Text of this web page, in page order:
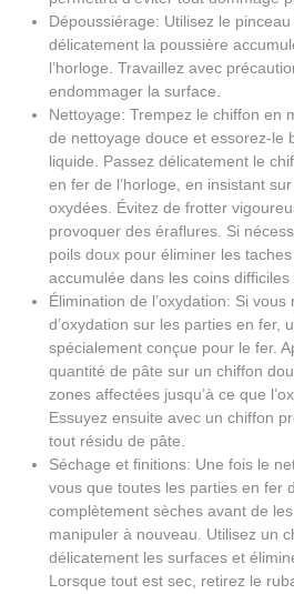
Dépoussiérage: Utilisez le
délicatement la poussière
l’horloge. Travaillez avec
endommager la surface.
Nettoyage: Trempez le chiffon en
de nettoyage douce et essorez-le
liquide. Passez délicatement le
en fer de l’horloge, en insistant
oxydées. Évitez de frotter
provoquer des éraflures. Si
poils doux pour éliminer les
accumulée dans les coins difficiles
Élimination de l’oxydation: Si
d’oxydation sur les parties en fer,
spécialement conçue pour le fer.
quantité de pâte sur un chiffon
zones affectées jusqu’à ce que
Essuyez ensuite avec un chiffon
tout résidu de pâte.
Séchage et finitions: Une fois le
vous que toutes les parties en fer
complètement sèches avant de
manipuler à nouveau. Utilisez un
délicatement les surfaces et
Lorsque tout est sec, retirez le